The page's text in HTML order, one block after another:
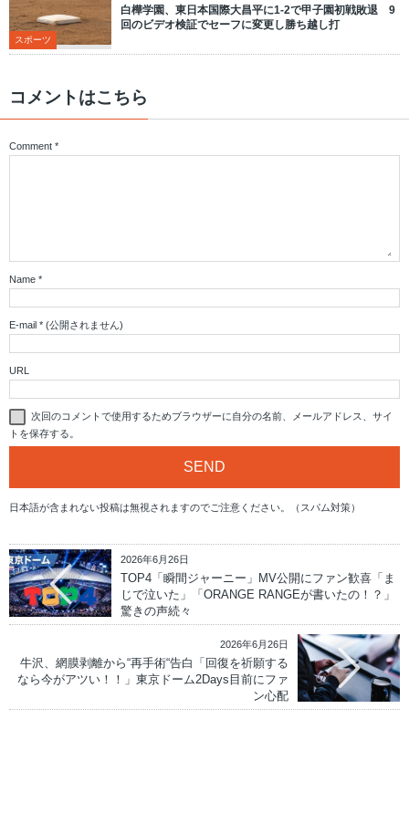
スポーツ
白樺学園、東日本国際大昌平に1-2で甲子園初戦敗退 9
回のビデオ検証でセーフに変更し勝ち越し打
コメントはこちら
Comment *
Name *
E-mail * (公開されません)
URL
次回のコメントで使用するためブラウザーに自分の名前、メールアドレス、サイ
トを保存する。
日本語が含まれない投稿は無視されますのでご注意ください。（スパム対策）
2026年6月26日
TOP4「瞬間ジャーニー」MV公開にファン歓喜「ま
じで泣いた」「ORANGE RANGEが書いたの！？」
驚きの声続々
2026年6月26日
牛沢、網膜剥離から“再手術“告白「回復を祈願する
なら今がアツい！！」東京ドーム2Days目前にファ
ン心配